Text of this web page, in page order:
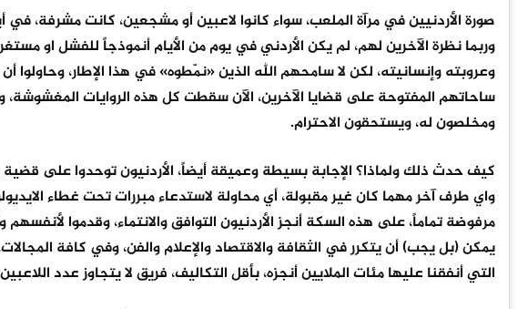
‏صورة الأردنيين في مرآة الملعب، سواء كانوا لاعبين أو مشجعين، كانت مشرفة،
وربما نظرة الآخرين لهم، لم يكن الأردني في يوم من الأيام أنموذجاً للفشل او
وعروبته وإنسانيته، لكن لا سامحهم الله الذين «نمّطوه» في هذا الإطار،
ساحاتهم المفتوحة على قضايا الآخرين، الآن سقطت كل هذه الروايات المغشوشة،
ومخلصون له، ويستحقون الاحترام.
‏كيف حدث ذلك ولماذا؟ الإجابة بسيطة وعميقة أيضاً، الأردنيون توحدوا على قضية
واي طرف آخر مهما كان غير مقبولة، أي محاولة لاستدعاء مبررات تحت غطاء
مرفوضة تماماً، على هذه السكة أنجز الأردنيون التوافق والانتماء، وقدموا
يمكن (بل يجب) أن يتكرر في الثقافة والاقتصاد والإعلام والفن، وفي كافة
التي أنفقنا عليها مئات الملايين أنجزه، بأقل التكاليف، فريق لا يتجاوز عدد